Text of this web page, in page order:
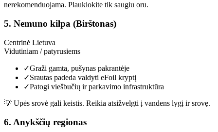
nerekomenduojama. Plaukiokite tik saugiu oru.
5. Nemuno kilpa (Birštonas)
Centrinė Lietuva
Vidutiniam / patyrusiems
✓Graži gamta, pušynas pakrantėje
✓Srautas padeda valdyti eFoil kryptį
✓Patogi viešbučių ir parkavimo infrastruktūra
💡 Upės srovė gali keistis. Reikia atsižvelgti į vandens lygį ir srovę.
6. Anykščių regionas